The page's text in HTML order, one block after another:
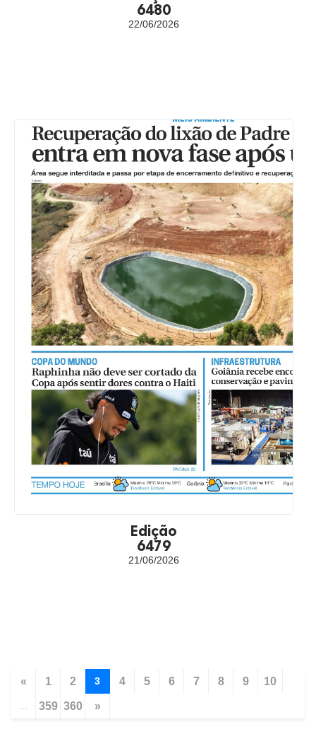
6480
22/06/2026
Edição
6479
21/06/2026
« 1 2 3 4 5 6 7 8 9 10
... 359 360 »